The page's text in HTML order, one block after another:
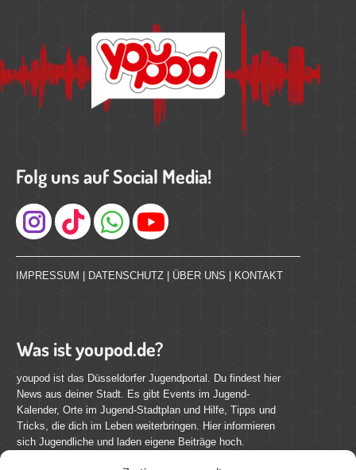
Folg uns auf Social Media!
Instagram
IMPRESSUM DATENSCHUTZ ÜBER UNS KONTAKT
Was ist youpod.de?
youpod ist das Düsseldorfer Jugendportal. Du findest hier
News aus deiner Stadt. Es gibt Events im Jugend-
Kalender, Orte im Jugend-Stadtplan und Hilfe, Tipps und
Tricks, die dich im Leben weiterbringen. Hier informieren
sich Jugendliche und laden eigene Beiträge hoch.